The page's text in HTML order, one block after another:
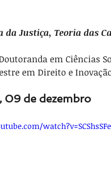
da Justiça, Teoria das
em Ciências
em Direito e
09 de dezembro